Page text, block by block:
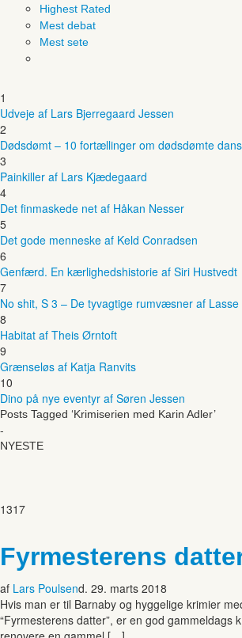
Highest Rated
Mest debat
Mest sete
1
Udveje af Lars Bjerregaard Jessen
2
Dødsdømt – 10 fortællinger om dødsdømte
3
Painkiller af Lars Kjædegaard
4
Det finmaskede net af Håkan Nesser
5
Det gode menneske af Keld Conradsen
6
Genfærd. En kærlighedshistorie af Siri Hustvedt
7
No shit, S 3 – De tyvagtige rumvæsner af Lasse
8
Habitat af Theis Ørntoft
9
Grænseløs af Katja Ranvits
10
Dino på nye eventyr af Søren Jessen
Posts Tagged ‘Krimiserien med Karin Adler’
-
NYESTE
1317
Fyrmesterens
af Lars Poulsend. 29. marts 2018
Hvis man er til Barnaby og hyggelige krimier
“Fyrmesterens datter”, er en god